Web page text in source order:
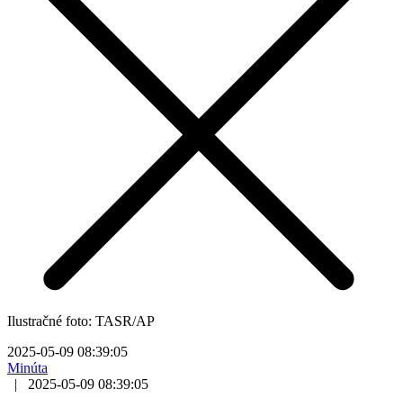
Ilustračné foto: TASR/AP
2025-05-09 08:39:05
Minúta
|
2025-05-09 08:39:05